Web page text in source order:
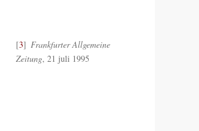
3
Frankfurter Allgemeine
Zeitung, 21 juli 1995